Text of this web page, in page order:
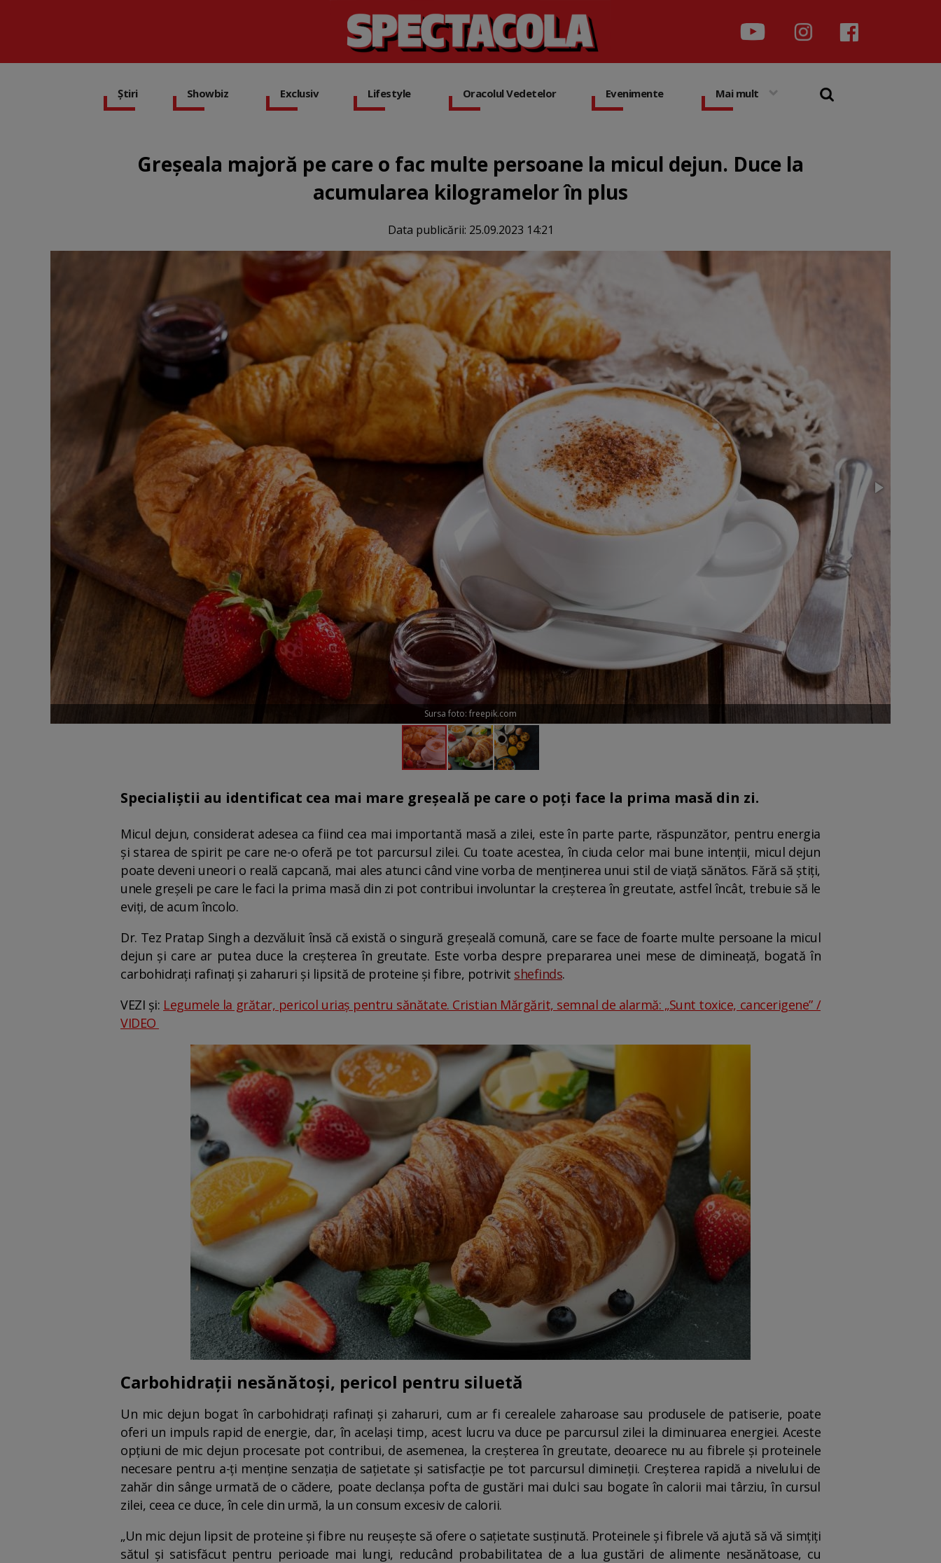
Știri Showbiz Exclusiv Lifestyle Oracolul Vedetelor Evenimente Mai mult
Greșeala majoră pe care o fac multe persoane la micul dejun. Duce la
acumularea kilogramelor în plus
Data publicării: 25.09.2023 14:21
Sursa foto: freepik.com
Specialiștii au identificat cea mai mare greșeală pe care o poți face la prima masă din zi.
Micul dejun, considerat adesea ca fiind cea mai importantă masă a zilei, este în parte parte, răspunzător, pentru energia
și starea de spirit pe care ne-o oferă pe tot parcursul zilei. Cu toate acestea, în ciuda celor mai bune intenții, micul dejun
poate deveni uneori o reală capcană, mai ales atunci când vine vorba de menținerea unui stil de viață sănătos. Fără să știți,
unele greșeli pe care le faci la prima masă din zi pot contribui involuntar la creșterea în greutate, astfel încât, trebuie să le
eviți, de acum încolo.
Dr. Tez Pratap Singh a dezvăluit însă că există o singură greșeală comună, care se face de foarte multe persoane la micul
dejun și care ar putea duce la creșterea în greutate. Este vorba despre prepararea unei mese de dimineață, bogată în
carbohidrați rafinați și zaharuri și lipsită de proteine și fibre, potrivit shefinds.
VEZI și: Legumele la grătar, pericol uriaș pentru sănătate. Cristian Mărgărit, semnal de alarmă: „Sunt toxice, cancerigene” /
VIDEO
Carbohidrații nesănătoși, pericol pentru siluetă
Un mic dejun bogat în carbohidrați rafinați și zaharuri, cum ar fi cerealele zaharoase sau produsele de patiserie, poate
oferi un impuls rapid de energie, dar, în același timp, acest lucru va duce pe parcursul zilei la diminuarea energiei. Aceste
opțiuni de mic dejun procesate pot contribui, de asemenea, la creșterea în greutate, deoarece nu au fibrele și proteinele
necesare pentru a-ți menține senzația de sațietate și satisfacție pe tot parcursul dimineții. Creșterea rapidă a nivelului de
zahăr din sânge urmată de o cădere, poate declanșa pofta de gustări mai dulci sau bogate în calorii mai târziu, în cursul
zilei, ceea ce duce, în cele din urmă, la un consum excesiv de calorii.
„Un mic dejun lipsit de proteine și fibre nu reușește să ofere o sațietate susținută. Proteinele și fibrele vă ajută să vă simțiți
sătul și satisfăcut pentru perioade mai lungi, reducând probabilitatea de a lua gustări de alimente nesănătoase, cu